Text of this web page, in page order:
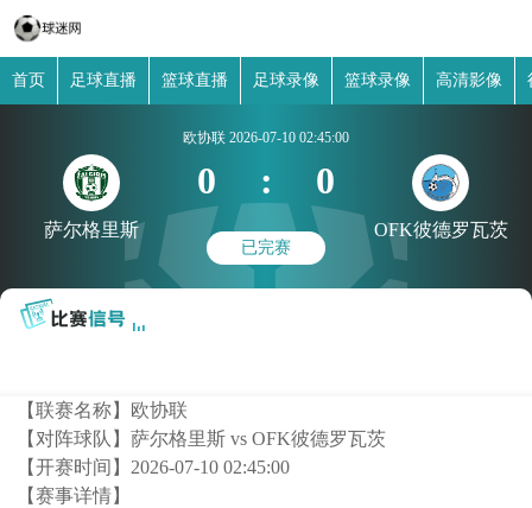
首页 足球直播 篮球直播 足球录像 篮球录像 高清影像
萨尔格里斯
欧协联 2026-07-10 02:45:00
0 : 0
已完赛
OFK彼德罗瓦茨
【联赛名称】 欧协联
【对阵球队】萨尔格里斯 vs OFK彼德罗瓦茨
【开赛时间】 2026-07-10 02:45:00
【赛事详情】